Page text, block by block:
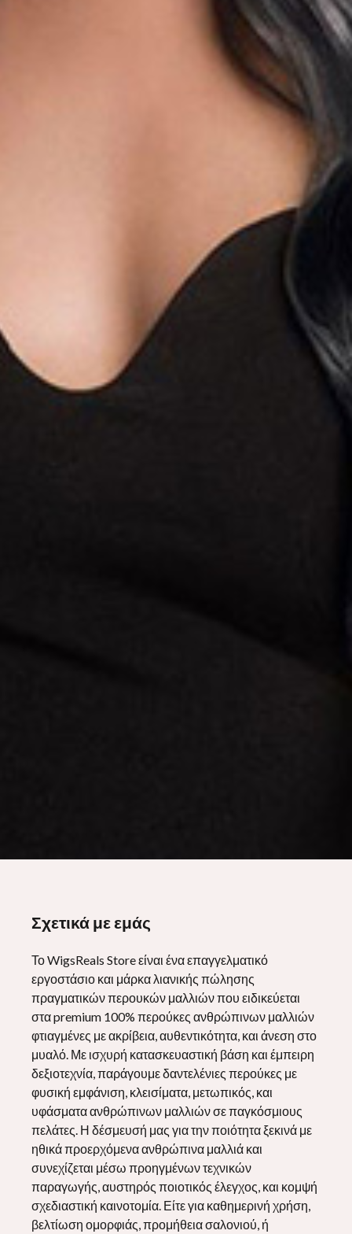
Σχετικά με εμάς
Το WigsReals Store είναι ένα επαγγελματικό
εργοστάσιο και μάρκα λιανικής πώλησης
πραγματικών περουκών μαλλιών που ειδικεύεται
στα premium 100% περούκες ανθρώπινων μαλλιών
φτιαγμένες με ακρίβεια, αυθεντικότητα, και άνεση στο
μυαλό. Με ισχυρή κατασκευαστική βάση και έμπειρη
δεξιοτεχνία, παράγουμε δαντελένιες περούκες με
φυσική εμφάνιση, κλεισίματα, μετωπικός, και
υφάσματα ανθρώπινων μαλλιών σε παγκόσμιους
πελάτες. Η δέσμευσή μας για την ποιότητα ξεκινά με
ηθικά προερχόμενα ανθρώπινα μαλλιά και
συνεχίζεται μέσω προηγμένων τεχνικών
παραγωγής, αυστηρός ποιοτικός έλεγχος, και κομψή
σχεδιαστική καινοτομία. Είτε για καθημερινή χρήση,
βελτίωση ομορφιάς, προμήθεια σαλονιού, ή